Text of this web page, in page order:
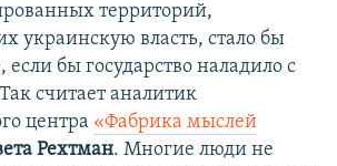
территорий,
украинскую власть, стало бы
бы государство наладило с
считает аналитик
центра «Фабрика мыслей
Рехтман. Многие люди не